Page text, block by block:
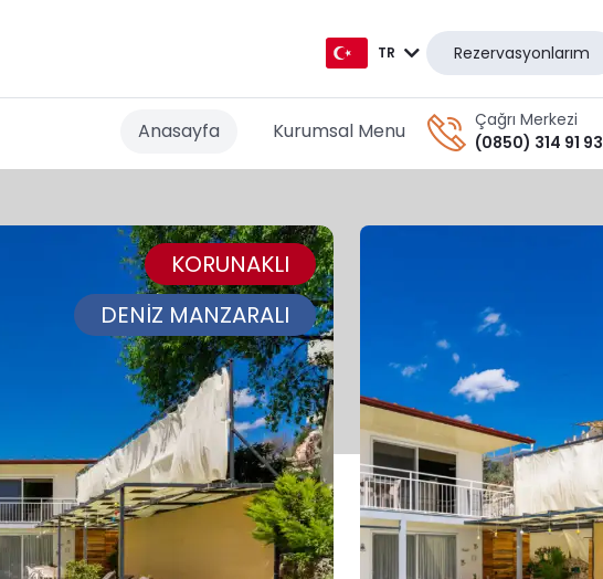
TR Rezervasyonlarım
Anasayfa Kurumsal Menu
Çağrı Merkezi
(0850) 314 91 93
KORUNAKLI
DENİZ MANZARALI